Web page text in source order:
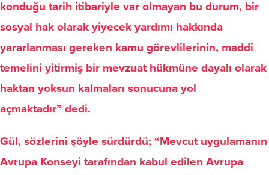
konduğu tarih itibariyle var olmayan bu durum, bir
sosyal hak olarak yiyecek yardımı hakkında
yararlanması gereken kamu görevlilerinin, maddi
temelini yitirmiş bir mevzuat hükmüne dayalı olarak
haktan yoksun kalmaları sonucuna yol
açmaktadır” dedi.
Gül, sözlerini şöyle sürdürdü; “Mevcut uygulamanın
Avrupa Konseyi tarafından kabul edilen Avrupa